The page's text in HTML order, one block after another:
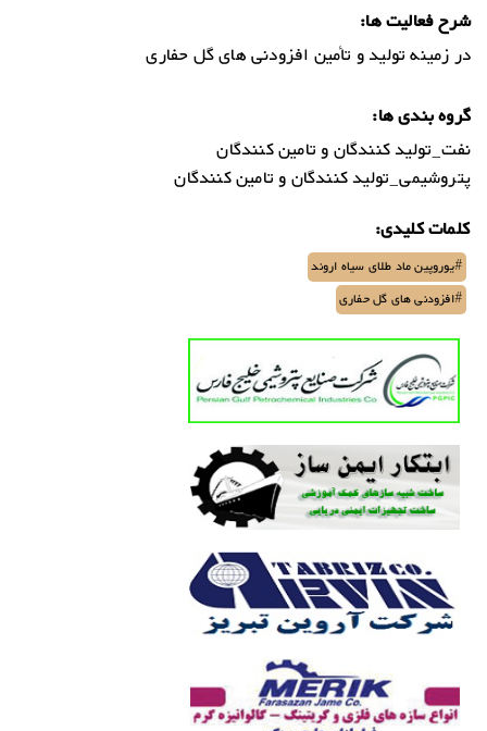
شرح فعالیت ها:
در زمینه تولید و تأمین افزودنی های گل حفاری
گروه بندی ها:
نفت_تولید کنندگان و تامین کنندگان
پتروشیمی_تولید کنندگان و تامین کنندگان
کلمات کلیدی:
#یوروپین ماد طلای سیاه اروند
#افزودنی های گل حفاری